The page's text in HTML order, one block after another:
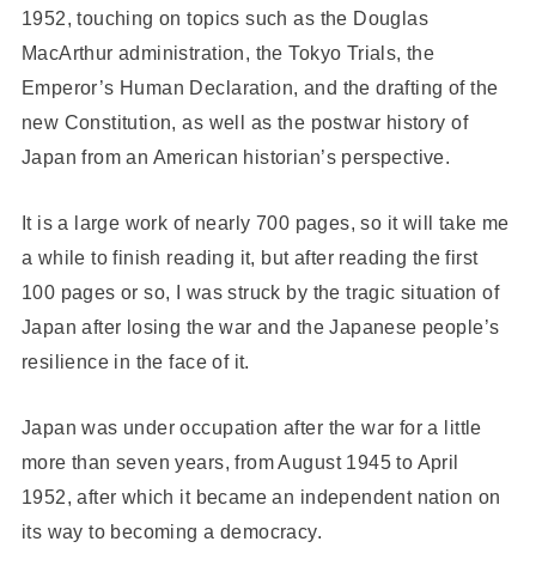
1952, touching on topics such as the Douglas
MacArthur administration, the Tokyo Trials, the
Emperor’s Human Declaration, and the drafting of the
new Constitution, as well as the postwar history of
Japan from an American historian’s perspective.
It is a large work of nearly 700 pages, so it will take me
a while to finish reading it, but after reading the first
100 pages or so, I was struck by the tragic situation of
Japan after losing the war and the Japanese people’s
resilience in the face of it.
Japan was under occupation after the war for a little
more than seven years, from August 1945 to April
1952, after which it became an independent nation on
its way to becoming a democracy.